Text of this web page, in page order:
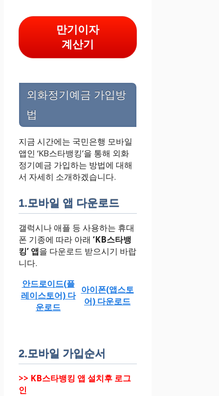
만기이자
계산기
외화정기예금 가입방
법
지금 시간에는 국민은행 모바일
앱인 ‘KB스타뱅킹’을 통해 외화
정기예금 가입하는 방법에 대해
서 자세히 소개하겠습니다.
1.모바일 앱 다운로드
갤럭시나 애플 등 사용하는 휴대
폰 기종에 따라 아래 ‘KB스타뱅
킹’ 앱을 다운로드 받으시기 바랍
니다.
안드로이드(플
레이스토어) 다
운로드
아이폰(앱스토
어) 다운로드
2.모바일 가입순서
>> KB스타뱅킹 앱 설치후 로그
인